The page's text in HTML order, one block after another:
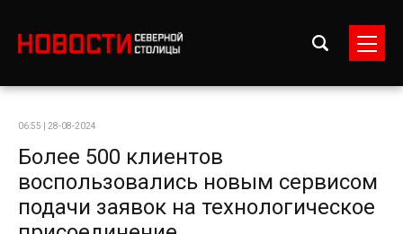
06:55 | 28-08-2024
Более 500 клиентов
воспользовались новым сервисом
подачи заявок на технологическое